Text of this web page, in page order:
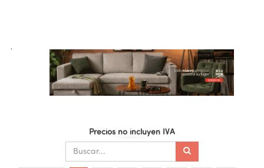
.
Precios no incluyen IVA